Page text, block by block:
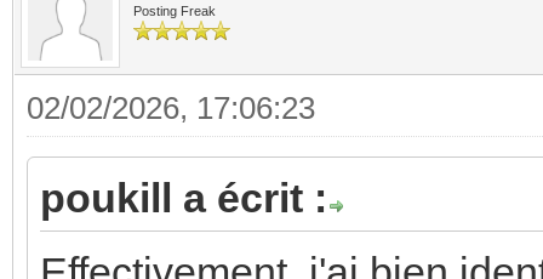
Posting Freak
02/02/2026, 17:06:23
poukill a écrit :